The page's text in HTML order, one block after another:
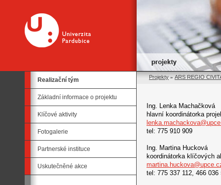
Realizační tým
Základní informace o projektu
Klíčové aktivity
Fotogalerie
Partnerské instituce
Uskutečněné akce
Projekty»ARS REGIO
Ing. Lenka Machačková
hlavní koordinátorka
tel: 775 910 909
Ing. Martina Hucková
koordinátorka klíčových
tel: 775 337 112, 466 036